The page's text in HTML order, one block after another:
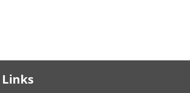
Links